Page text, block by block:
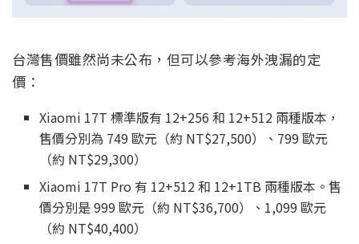
台灣售價雖然尚未公布，但可以參考海外洩漏的定
價：
Xiaomi 17T 標準版有 12+256 和 12+512 兩種版本，
售價分別為 749 歐元（約 NT$27,500）、799 歐元
（約 NT$29,300）
Xiaomi 17T Pro 有 12+512 和 12+1TB 兩種版本。售
價分別是 999 歐元（約 NT$36,700）、1,099 歐元
（約 NT$40,400）